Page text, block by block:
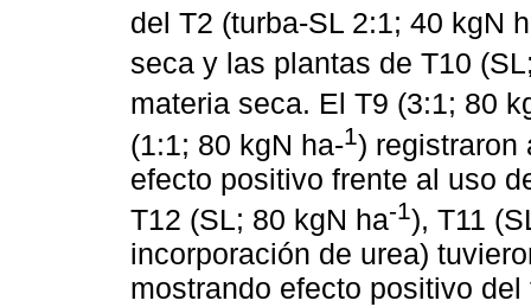
del T2 (turba-SL 2:1; 40 kgN
seca y las plantas de T10
materia seca. El T9 (3:1; 80
(1:1; 80 kgN ha-1) registraron
efecto positivo frente al uso
T12 (SL; 80 kgN ha-1), T11
incorporación de urea)
mostrando efecto positivo